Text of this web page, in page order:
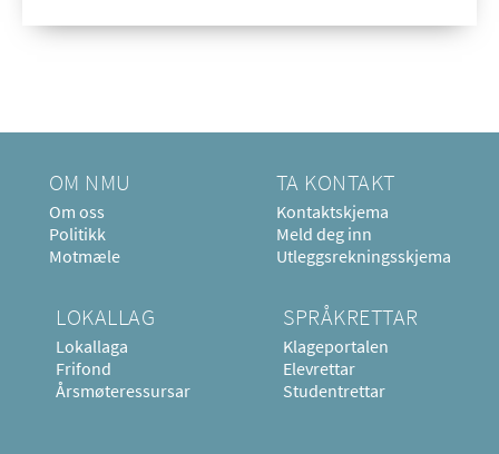
OM NMU
Om oss
Politikk
Motmæle
TA KONTAKT
Kontaktskjema
Meld deg inn
Utleggsrekningsskjema
LOKALLAG
Lokallaga
Frifond
Årsmøteressursar
SPRÅKRETTAR
Klageportalen
Elevrettar
Studentrettar